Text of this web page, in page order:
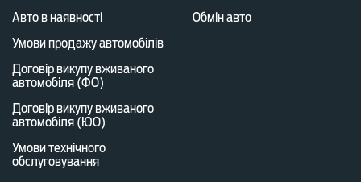
Авто в наявності
Умови продажу автомобілів
Договір викупу вживаного
автомобіля (ФО)
Договір викупу вживаного
автомобіля (ЮО)
Умови технічного
обслуговування
Обмін авто